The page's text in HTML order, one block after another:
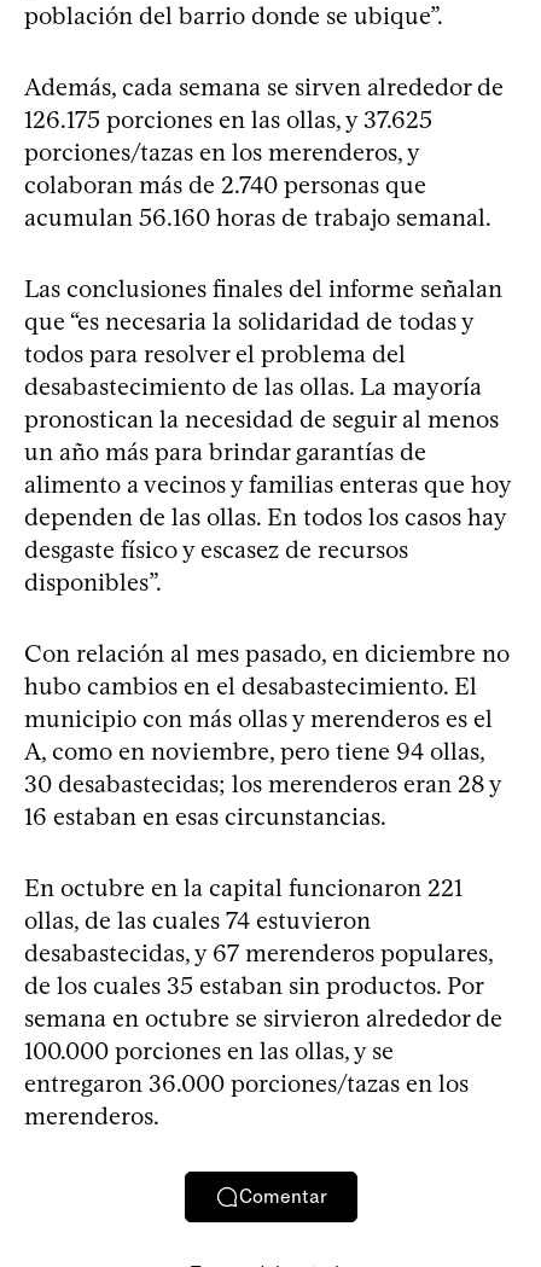
población del barrio donde se ubique”.
Además, cada semana se sirven alrededor de
126.175 porciones en las ollas, y 37.625
porciones/tazas en los merenderos, y
colaboran más de 2.740 personas que
acumulan 56.160 horas de trabajo semanal.
Las conclusiones finales del informe señalan
que “es necesaria la solidaridad de todas y
todos para resolver el problema del
desabastecimiento de las ollas. La mayoría
pronostican la necesidad de seguir al menos
un año más para brindar garantías de
alimento a vecinos y familias enteras que hoy
dependen de las ollas. En todos los casos hay
desgaste físico y escasez de recursos
disponibles”.
Con relación al mes pasado, en diciembre no
hubo cambios en el desabastecimiento. El
municipio con más ollas y merenderos es el
A, como en noviembre, pero tiene 94 ollas,
30 desabastecidas; los merenderos eran 28 y
16 estaban en esas circunstancias.
En octubre en la capital funcionaron 221
ollas, de las cuales 74 estuvieron
desabastecidas, y 67 merenderos populares,
de los cuales 35 estaban sin productos. Por
semana en octubre se sirvieron alrededor de
100.000 porciones en las ollas, y se
entregaron 36.000 porciones/tazas en los
merenderos.
Comentar